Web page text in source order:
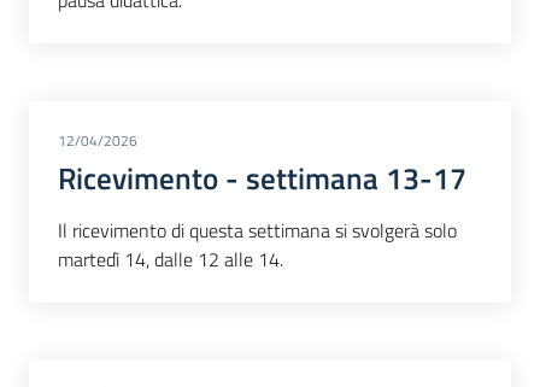
12/04/2026
Ricevimento - settimana 13-17
Il ricevimento di questa settimana si svolgerà solo
martedì 14, dalle 12 alle 14.